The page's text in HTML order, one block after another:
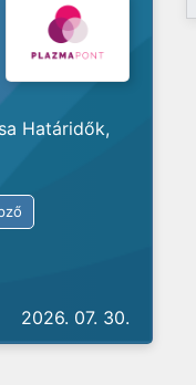
Határidők,
2026. 07. 30.